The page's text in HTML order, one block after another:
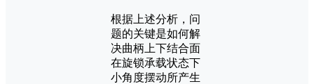
根据上述分析，问
题的关键是如何解
决曲柄上下结合面
在旋锁承载状态下
小角度摆动所产生